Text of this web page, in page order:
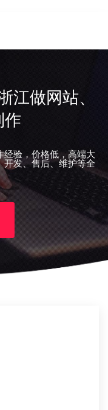
江做网站、
作
经验，价格低，高端大
发、售后、维护等全